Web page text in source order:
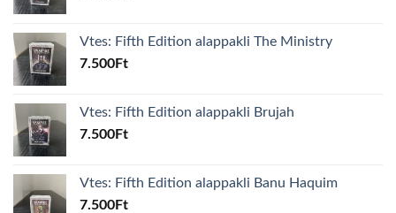
Vtes: Fifth Edition alappakli The Ministry
7.500Ft
Vtes: Fifth Edition alappakli Brujah
7.500Ft
Vtes: Fifth Edition alappakli Banu Haquim
7.500Ft